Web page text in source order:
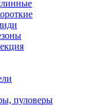
пуловеры